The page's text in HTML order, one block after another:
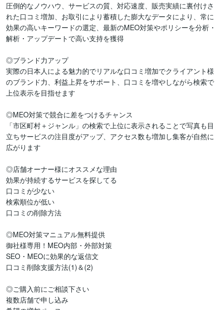
圧倒的なノウハウ、サービスの質、対応速度、販売実績に裏付けさ
れた口コミ増加、お取引により蓄積した膨大なデータにより、常に
効果の高いキーワードの選定、最新のMEO対策やポリシーを分析・
解析・アップデートで高い支持を獲得
◎ブランド力アップ
実際の日本人による魅力的でリアルな口コミ増加でクライアント様
のブランド力、利益上昇をサポート、口コミを増やしながら検索で
上位表示を目指せます
◎MEO対策で競合に差をつけるチャンス
「市区町村＋ジャンル」の検索で上位に表示されることで写真も目
立ちサービスの注目度がアップ、アクセス数も増加し集客が自然に
広がります
◎店舗オーナー様にオススメな理由
効果が持続するサービスを探してる
口コミが少ない
検索順位が低い
口コミの削除方法
◎MEO対策マニュアル無料提供
御社様専用！MEO内部・外部対策
SEO・MEOに効果的な返信文
口コミ削除支援方法(1)＆(2)
◎ご購入前にご相談下さい
複数店舗で申し込み